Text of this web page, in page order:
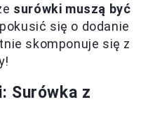
surówki muszą być
się o dodanie
skomponuje się z
Surówka z